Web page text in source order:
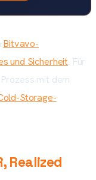
Bitvavo-
und Sicherheit. Für
mit dem
Storage-
Realized